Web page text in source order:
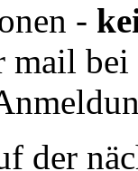
-
mail
der